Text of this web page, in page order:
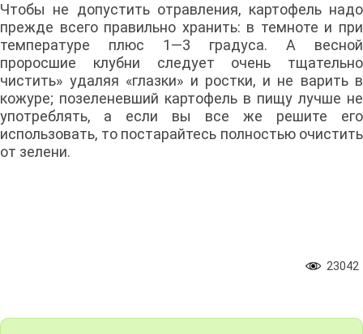
Чтобы не допустить отравления, картофель надо
прежде всего правильно хранить: в темноте и при
температуре плюс 1—3 градуса. А весной
проросшие клубни следует очень тщательно
чистить» удаляя «глазки» и ростки, и не варить в
кожуре; позеленевший картофель в пищу лучше не
употреблять, а если вы все же решите его
использовать, то постарайтесь полностью очистить
от зелени.
23042